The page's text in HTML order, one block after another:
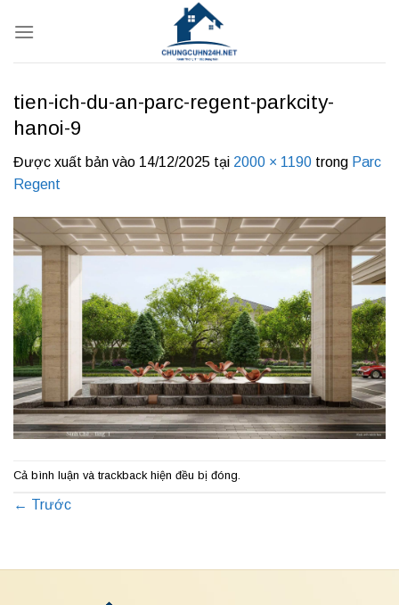
qua
tien-ich-du-an-parc-regent-parkcity-
hanoi-9
Được xuất bản vào 14/12/2025 tại 2000 × 1190 trong Parc
Regent
Cả bình luận và trackback hiện đều bị đóng.
← Trước